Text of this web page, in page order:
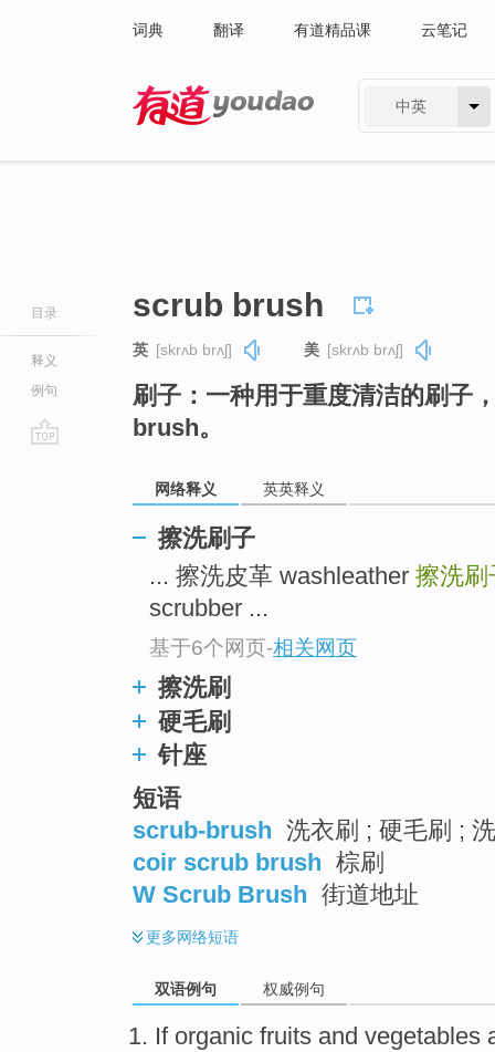
词典 翻译 有道精品课 云笔记
中英
目录
释义
例句
scrub brush
英 [skrʌb brʌʃ] 美 [skrʌb brʌʃ]
刷子：一种用于重度清洁的刷子
brush。
网络释义 英英释义
擦洗刷子
... 擦洗皮革 washleather 擦洗
scrubber ...
基于6个网页-相关网页
擦洗刷
硬毛刷
针座
短语
scrub-brush 洗衣刷 ; 硬毛刷 ;
coir scrub brush 棕刷
W Scrub Brush 街道地址
更多网络短语
双语例句 权威例句
If organic fruits and vegetables